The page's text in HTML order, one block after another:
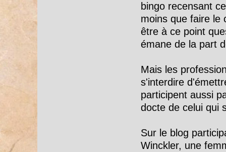
bingo recensant
moins que faire le
être à ce point
émane de la part
Mais les
s'interdire
participent aussi
docte de celui qui
Sur le blog
Winckler, une